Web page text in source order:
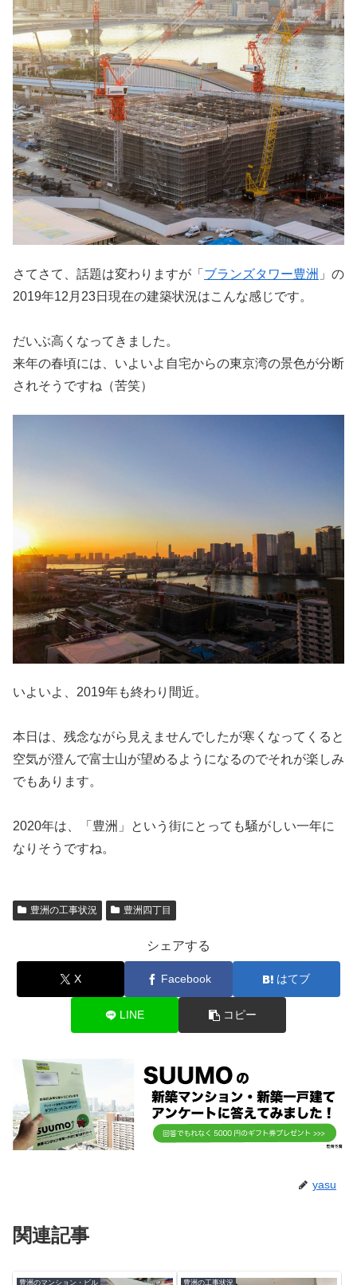
さてさて、話題は変わりますが「 ブランズタワー豊洲 」の
2019年12月23日現在の建築状況はこんな感じです。
だいぶ高くなってきました。
来年の春頃には、いよいよ自宅からの東京湾の景色が分断
されそうですね（苦笑）
いよいよ、2019年も終わり間近。
本日は、残念ながら見えませんでしたが寒くなってくると
空気が澄んで富士山が望めるようになるのでそれが楽しみ
でもあります。
2020年は、「豊洲」という街にとっても騒がしい一年に
なりそうですね。
豊洲の工事状況 豊洲四丁目
シェアする
X Facebook はてブ
LINE コピー
yasu
関連記事
豊洲のマンション・ビル 豊洲の工事状況